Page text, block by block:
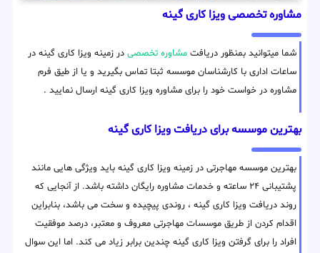
مشاوره تخصصی ویزا کاری گینه
شما میتوانید بمنظور دریافت مشاوره تخصصی در زمینه ویزا کاری گینه در
ساعات اداری با کارشناسان موسسه ثبتا تماس بگیرید و یا از طیق فرم
مشاوره در خواست خود را برای مشاوره ویزا کاری گینه ارسال نمایید .
بهترین موسسه برای دریافت ویزا کاری گینه
بهترین موسسه مهاجرتی در زمینه ویزا کاری گینه باید ویژگی هایی مانند
پشتیبانی ۲۴ ساعته و خدمات مشاوره رایگان داشته باشد. از آنجایی که
روند دریافت ویزا کاری گینه ، روندی پیچیده و سخت می باشد، بنابراین
اقدام کردن از طریق موسسات مهاجرتی معروف و معتبر، درصد موفقیت
افراد را برای گرفتن ویزا کاری گینه چندین برابر زیاد می کند. اما این سوال